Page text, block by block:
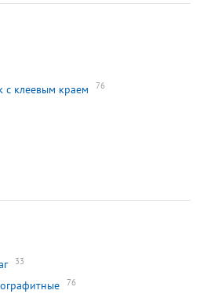
с клеевым краем 76
33
76